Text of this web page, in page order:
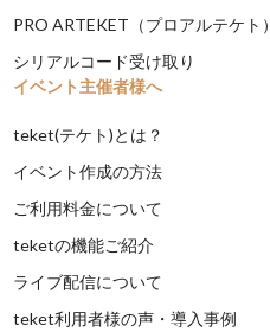
PRO ARTEKET（プロアルテケト）
シリアルコード受け取り
イベント主催者様へ
teket(テケト)とは？
イベント作成の方法
ご利用料金について
teketの機能ご紹介
ライブ配信について
teket利用者様の声・導入事例